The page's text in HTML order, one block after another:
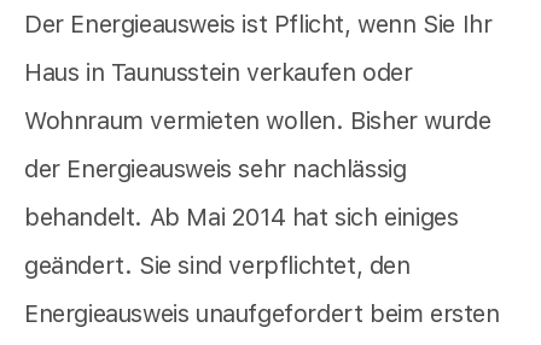
Der Energieausweis ist Pflicht, wenn Sie Ihr
Haus in Taunusstein verkaufen oder
Wohnraum vermieten wollen. Bisher wurde
der Energieausweis sehr nachlässig
behandelt. Ab Mai 2014 hat sich einiges
geändert. Sie sind verpflichtet, den
Energieausweis unaufgefordert beim ersten